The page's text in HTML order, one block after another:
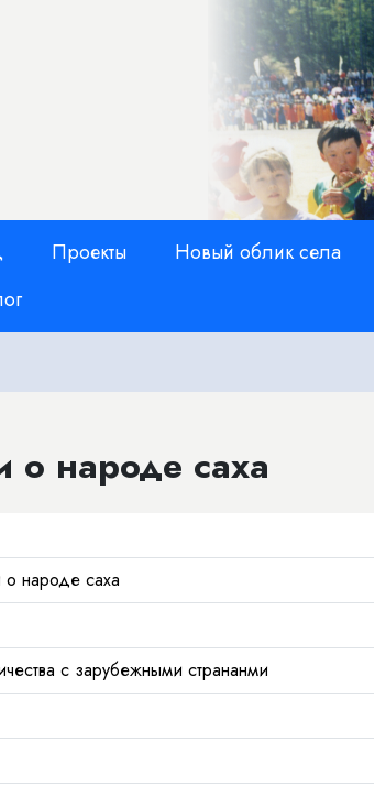
Проекты Новый облик села
о народе саха
народе саха
с зарубежными странанми